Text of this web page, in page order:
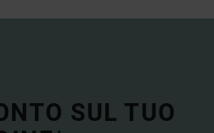
SUL TUO